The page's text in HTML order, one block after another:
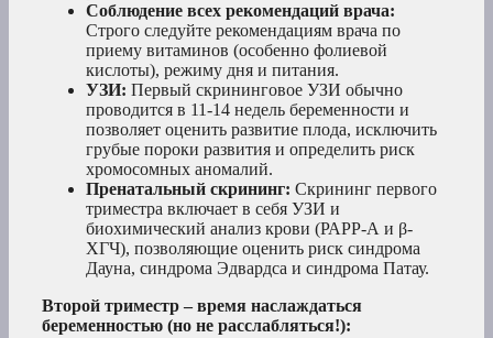
Соблюдение всех рекомендаций врача:
Строго следуйте рекомендациям врача по
приему витаминов (особенно фолиевой
кислоты), режиму дня и питания.
УЗИ: Первый скрининговое УЗИ обычно
проводится в 11-14 недель беременности и
позволяет оценить развитие плода, исключить
грубые пороки развития и определить риск
хромосомных аномалий.
Пренатальный скрининг: Скрининг первого
триместра включает в себя УЗИ и
биохимический анализ крови (РАРР-А и β-
ХГЧ), позволяющие оценить риск синдрома
Дауна, синдрома Эдвардса и синдрома Патау.
Второй триместр – время наслаждаться
беременностью (но не расслабляться!):